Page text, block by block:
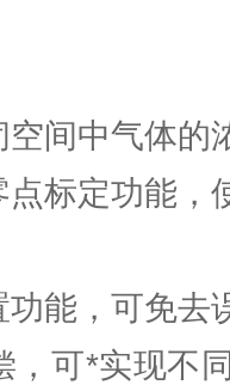
间中气体的
标定功能，
能，可免去
，可*实现不